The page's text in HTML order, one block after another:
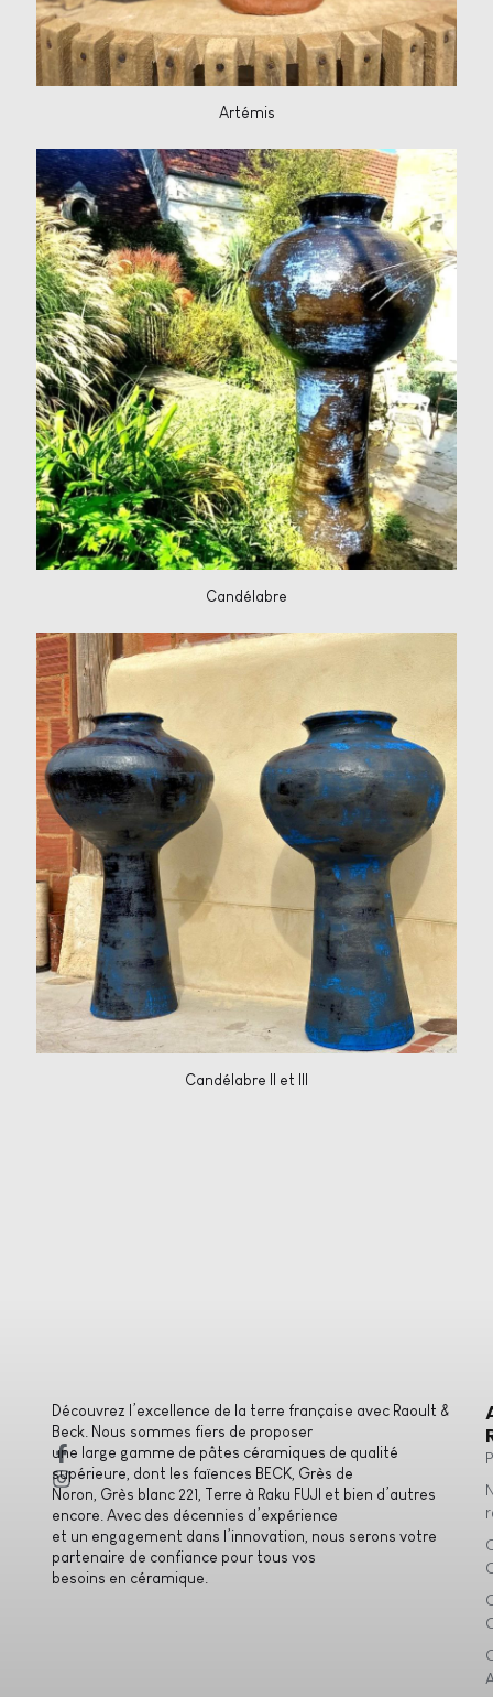
Artémis
Candélabre
Candélabre II et III
Découvrez l’excellence de la terre française avec Raoult &
Beck. Nous sommes fiers de proposer
une large gamme de pâtes céramiques de qualité
supérieure, dont les faïences BECK, Grès de
Noron, Grès blanc 221, Terre à Raku FUJI et bien d’autres
encore. Avec des décennies d’expérience
et un engagement dans l’innovation, nous serons votre
partenaire de confiance pour tous vos
besoins en céramique.